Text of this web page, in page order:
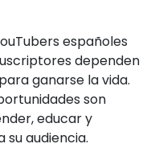
españoles
dependen
ganarse la vida.
son
educar y
su audiencia.